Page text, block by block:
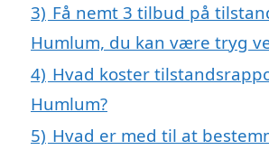
3) Få nemt 3 tilbud på
Humlum, du kan være tryg
4) Hvad koster
Humlum?
5) Hvad er med til at